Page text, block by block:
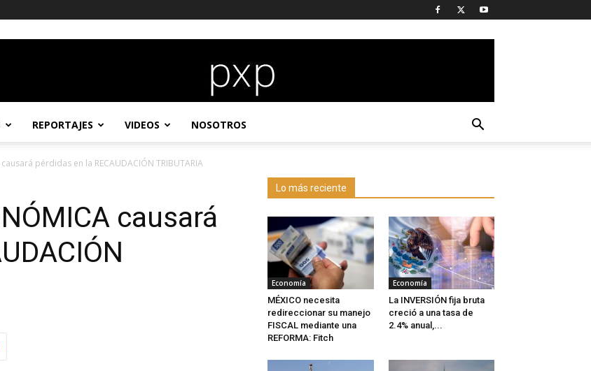
REPORTAJES VIDEOS NOSOTROS
pérdidas en la RECAUDACIÓN TRIBUTARIA
causará
Lo más reciente
Economía
MÉXICO necesita
redireccionar su manejo
FISCAL mediante una
REFORMA: Fitch
Economía
La INVERSIÓN fija bruta
creció a una tasa de
2.4% anual,...